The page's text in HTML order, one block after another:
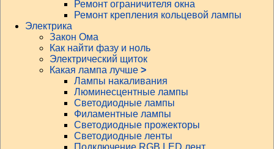
Ремонт ограничителя окна
Ремонт крепления кольцевой лампы
Электрика
Закон Ома
Как найти фазу и ноль
Электрический щиток
Какая лампа лучше >
Лампы накаливания
Люминесцентные лампы
Светодиодные лампы
Филаментные лампы
Светодиодные прожекторы
Светодиодные ленты
Подключение RGB LED лент